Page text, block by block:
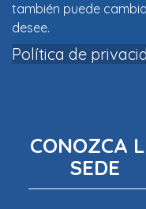
también puede
desee.
Política de
CONOZCA
SEDE